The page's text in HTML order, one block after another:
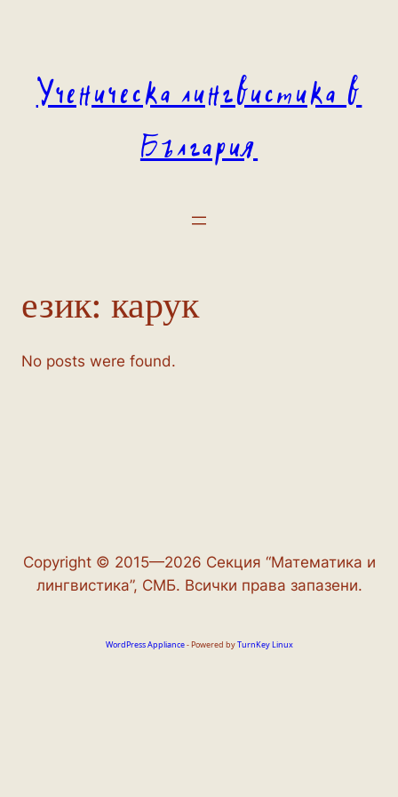
Ученическа лингвистика в
България
език: карук
No posts were found.
Copyright © 2015—2026 Секция “Математика и
лингвистика”, СМБ. Всички права запазени.
WordPress Appliance- Powered byTurnKey Linux